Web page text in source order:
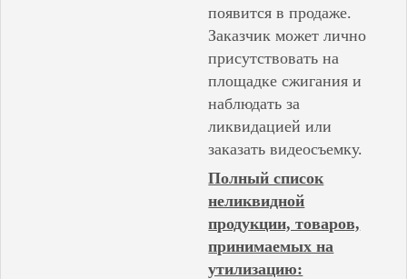
появится в продаже.
Заказчик может лично
присутствовать на
площадке сжигания и
наблюдать за
ликвидацией или
заказать видеосъемку.
Полный список
неликвидной
продукции, товаров,
принимаемых на
утилизацию: